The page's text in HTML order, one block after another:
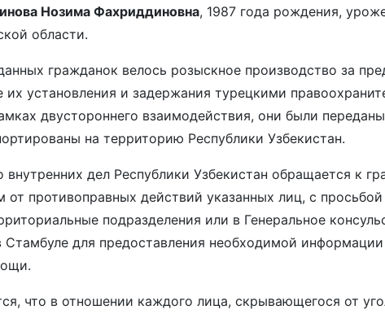
Нозима Фахриддиновна, 1987 года рождения,
области.
гражданок велось розыскное производство за
их установления и задержания турецкими
двустороннего взаимодействия, они были
на территорию Республики Узбекистан.
внутренних дел Республики Узбекистан обращается к
от противоправных действий указанных лиц, с
подразделения или в Генеральное
Стамбуле для предоставления необходимой
что в отношении каждого лица, скрывающегося от